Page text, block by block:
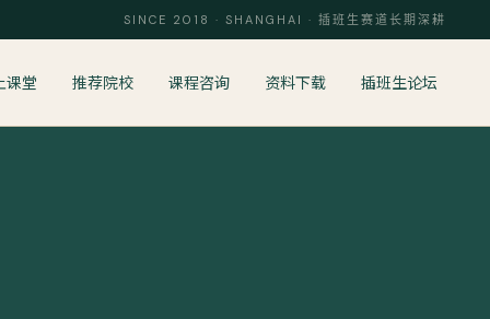
SINCE 2018 · SHANGHAI · 插班生赛道长期深耕
课堂 推荐院校 课程咨询 资料下载 插班生论坛